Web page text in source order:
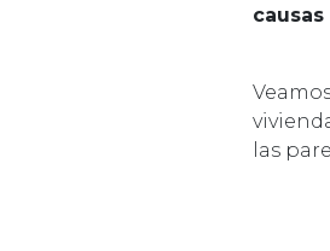
las